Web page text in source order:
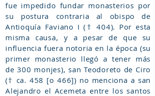
fue impedido fundar monasterios por
su postura contraria al obispo de
Antioquía Faviano I († 404). Por esta
misma causa, y a pesar de que su
influencia fuera notoria en la época (su
primer monasterio llegó a tener más
de 300 monjes), san Teodoreto de Ciro
(† ca. 458 [o 466]) no menciona a san
Alejandro el Acemeta entre los santos